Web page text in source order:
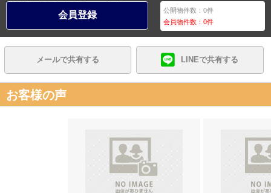
会員登録 公開物件数：0件
会員物件数：0件
メールで共有する LINEで共有する
お客様の声